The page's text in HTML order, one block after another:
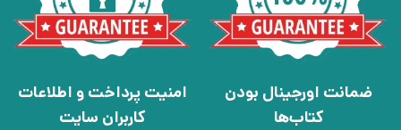
ضمانت اورجینال بودن
کتاب‌ها
امنیت پرداخت و اطلاعات
کاربران سایت